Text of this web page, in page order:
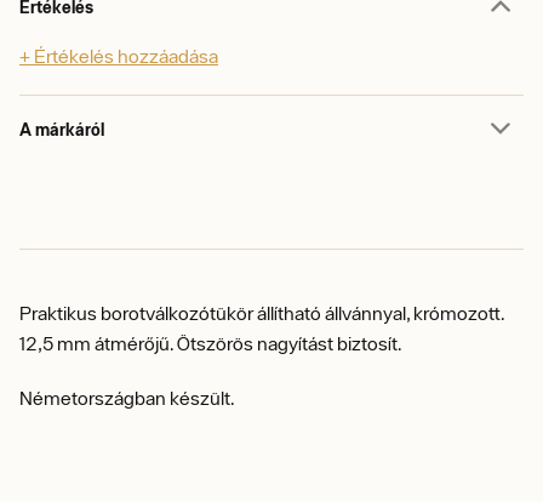
Értékelés
+ Értékelés hozzáadása
A márkáról
Praktikus borotválkozótükör állítható állvánnyal, krómozott.
12,5 mm átmérőjű.Ötszörös nagyítást biztosít.
Németországban készült.